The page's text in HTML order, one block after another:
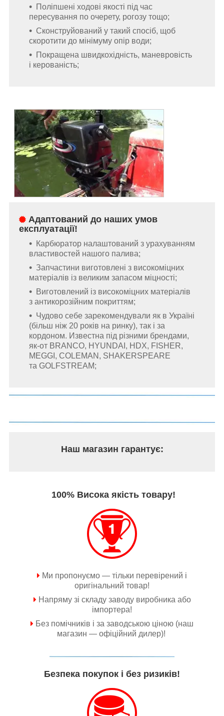
Поліпшені ходові якості під час
пересування по очерету, рогозу тощо;
Сконструйований у такий спосіб, щоб
скоротити до мінімуму опір води;
Покращена швидкохідність, маневровість
і керованість;
Адаптований до наших умов
експлуатації!
Карбюратор налаштований з урахуванням
властивостей нашого палива;
Запчастини виготовлені з високоміцних
матеріалів із великим запасом міцності;
Виготовлений із високоміцних матеріалів
з антикорозійним покриттям;
Чудово себе зарекомендували як в Україні
(більш ніж 20 років на ринку), так і за
кордоном. Известна під різними брендами,
як-от BRANCO, HYUNDAI, HDX, FISHER,
MEGGI, COLEMAN, SHAKERSPEARE
та GOLFSTREAM;
Наш магазин гарантує:
100% Висока якість товару!
Ми пропонуємо — тільки перевірений і
оригінальний товар!
Напряму зі складу заводу виробника або
імпортера!
Без помічників і за заводською ціною (наш
магазин — офіційний дилер)!
Безпека покупок і без ризиків!